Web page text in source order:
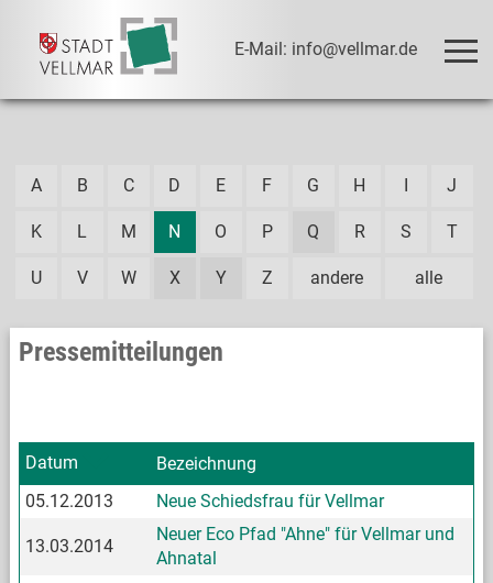
E-Mail: info@vellmar.de
alle
A B C D E F G H I J
K L M N O P Q R S T
U V W X Y Z andere
Pressemitteilungen
Datum
Bezeichnung
05.12.2013
Neue Schiedsfrau für Vellmar
13.03.2014
Neuer Eco Pfad "Ahne" für Vellmar und
Ahnatal